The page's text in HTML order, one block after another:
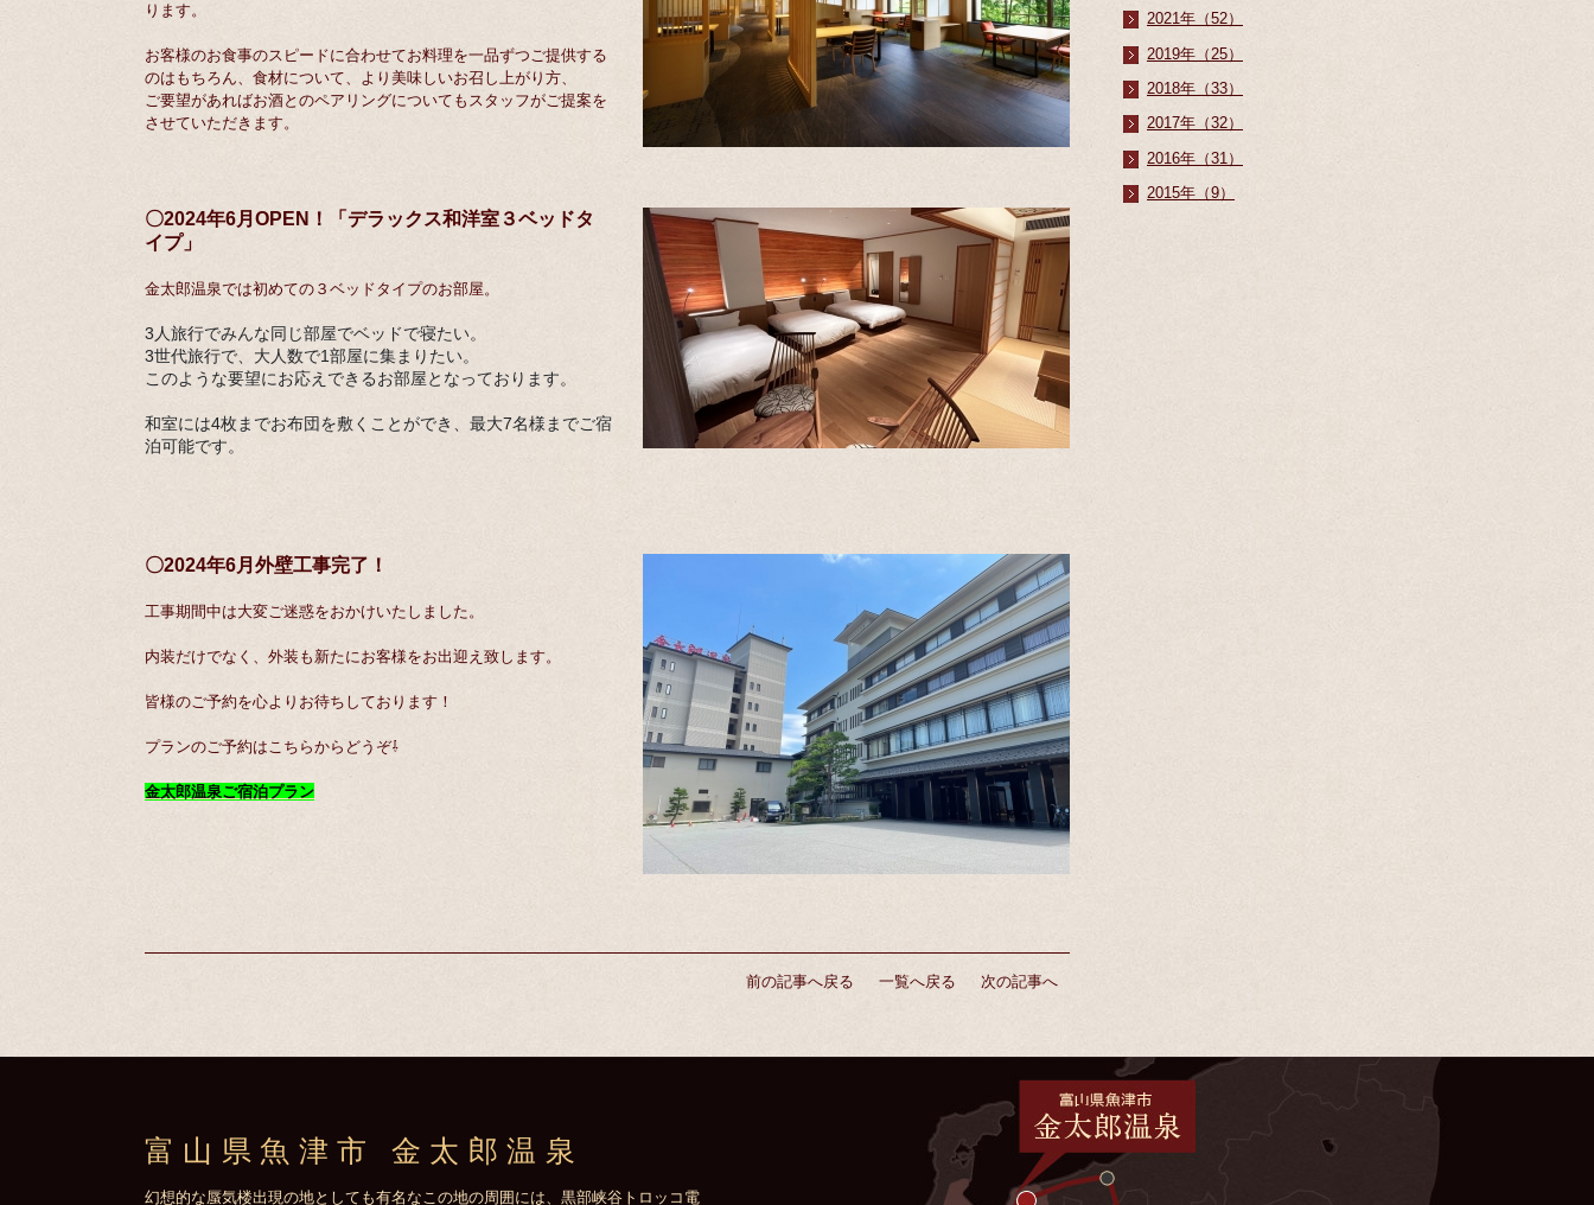
ります。
お客様のお食事のスピードに合わせてお料理を一品ずつご提供する
のはもちろん、食材について、より美味しいお召し上がり方、
ご要望があればお酒とのペアリングについてもスタッフがご提案を
させていただきます。
〇2024年6月OPEN！「デラックス和洋室３ベッドタ
イプ」
金太郎温泉では初めての３ベッドタイプのお部屋。
3人旅行でみんな同じ部屋でベッドで寝たい。
3世代旅行で、大人数で1部屋に集まりたい。
このような要望にお応えできるお部屋となっております。
和室には4枚までお布団を敷くことができ、最大7名様までご宿
泊可能です。
〇2024年6月外壁工事完了！
工事期間中は大変ご迷惑をおかけいたしました。
内装だけでなく、外装も新たにお客様をお出迎え致します。
皆様のご予約を心よりお待ちしております！
プランのご予約はこちらからどうぞ⇩
金太郎温泉ご宿泊プラン
前の記事へ戻る 一覧へ戻る 次の記事へ
2021年（52）
2019年（25）
2018年（33）
2017年（32）
2016年（31）
2015年（9）
富山県魚津市 金太郎温泉
幻想的な蜃気楼出現の地としても有名なこの地の周囲には、黒部峡谷トロッコ電